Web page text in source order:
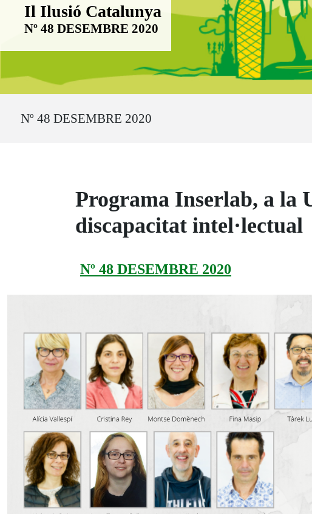
Boletín Il·lusió Catalunya
Il Ilusió Catalunya
Nº 48 DESEMBRE 2020
Nº 48 DESEMBRE 2020
Programa Inserlab, a la
discapacitat intel·lectual
Nº 48 DESEMBRE 2020